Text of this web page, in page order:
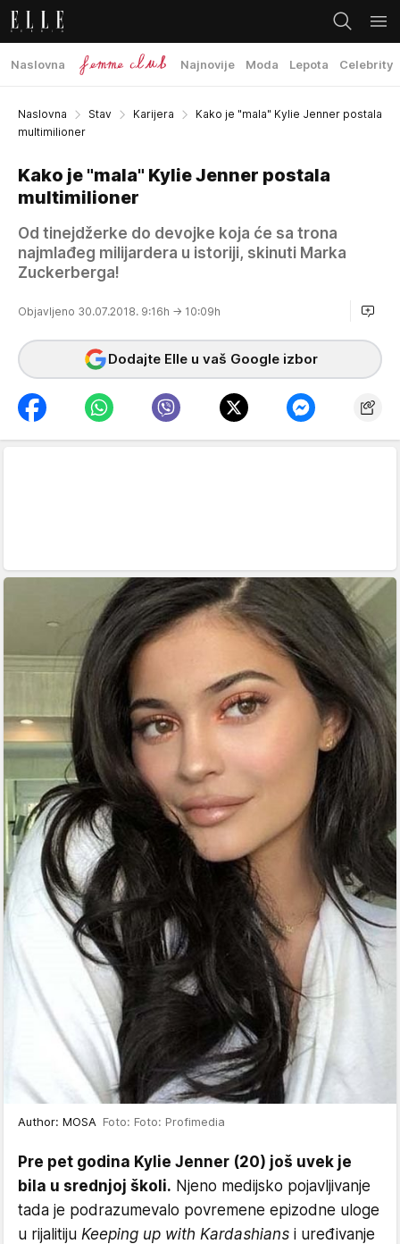
Naslovna Najnovije Moda Lepota Celebrity
Naslovna Stav Karijera
Kako je "mala" Kylie Jenner postala
multimilioner
Kako je "mala" Kylie Jenner postala
multimilioner
Od tinejdžerke do devojke koja će sa trona
najmlađeg milijardera u istoriji, skinuti Marka
Zuckerberga!
Objavljeno 30.07.2018. 9:16h → 10:09h
Dodajte Elle u vaš Google izbor
Author: MOSA Foto: Foto: Profimedia
Pre pet godina Kylie Jenner (20) još uvek je
bila u srednjoj školi. Njeno medijsko pojavljivanje
tada je podrazumevalo povremene epizodne uloge
u rijalitiju Keeping up with Kardashians i uređivanje